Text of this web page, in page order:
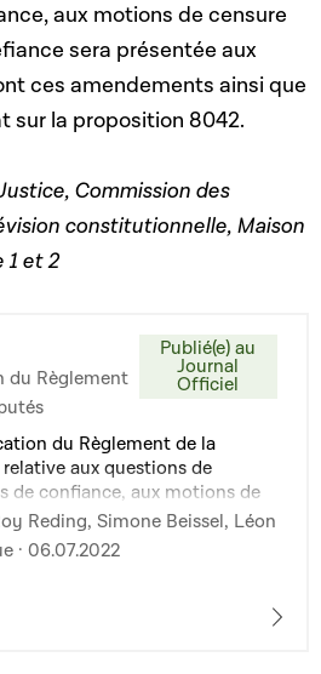
aux motions de censure
sera présentée aux
ces amendements ainsi que
sur la proposition 8042.
Commission des
constitutionnelle, Maison
1 et 2
du Règlement
Publié(e) au
Journal
Officiel
du Règlement de la
aux questions de
de confiance, aux motions de
de méfiance
Reding, Simone Beissel, Léon
· 06.07.2022